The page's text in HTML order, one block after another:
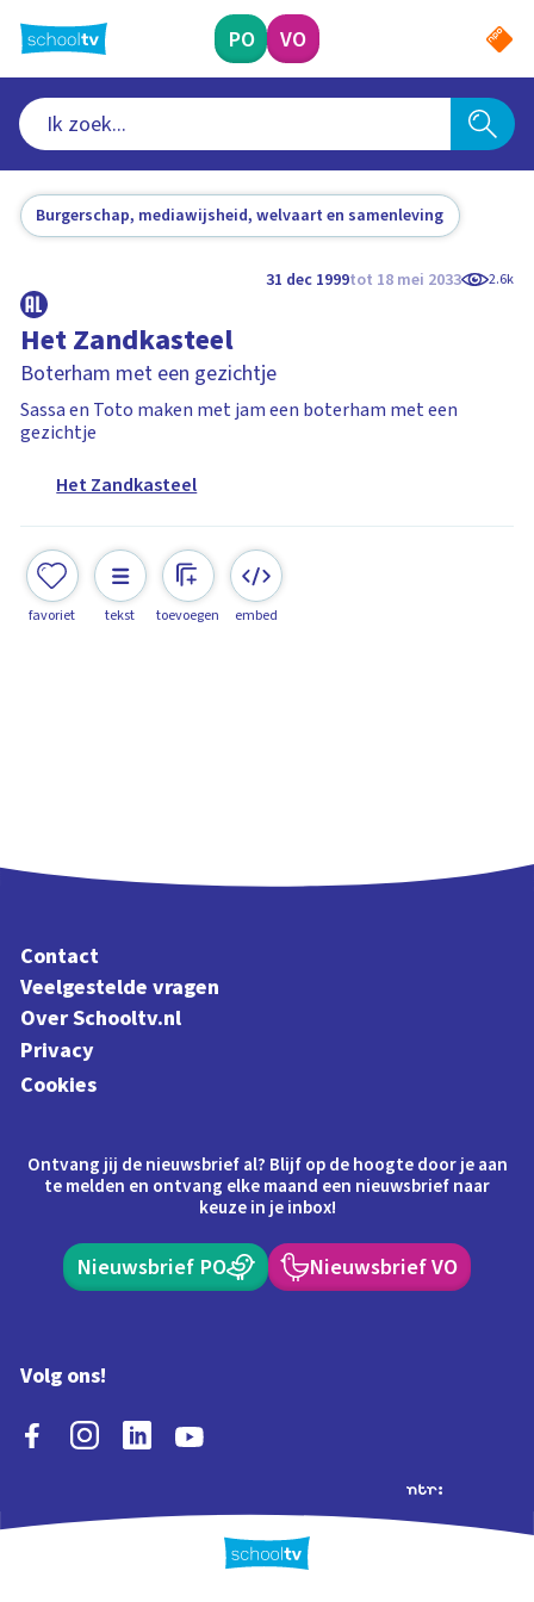
naar
hoofdinhoud
PO VO
Burgerschap, mediawijsheid, welvaart en samenleving
31 dec 1999tot 18 mei 2033 2.6k
Het Zandkasteel
Boterham met een gezichtje
Sassa en Toto maken met jam een boterham met een
gezichtje
Het Zandkasteel
favoriet tekst toevoegen embed
Contact
Veelgestelde vragen
Over Schooltv.nl
Privacy
Cookies
Ontvang jij de nieuwsbrief al? Blijf op de hoogte door je aan
te melden en ontvang elke maand een nieuwsbrief naar
keuze in je inbox!
Nieuwsbrief PO Nieuwsbrief VO
Volg ons!